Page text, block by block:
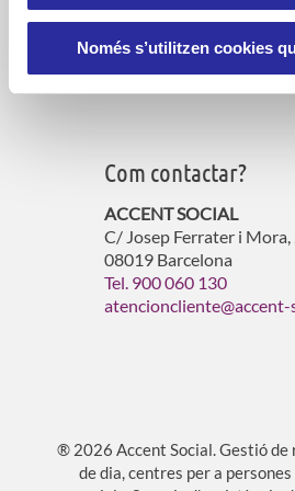
Només s’utilitzen cookies
Serveis d’atenció
Gestió d’habitatges amb
Atenció a persones
Com contactar?
ACCENT SOCIAL
C/ Josep Ferrater i Mora,
08019 Barcelona
Tel. 900 060 130
atencioncliente@accent-
® 2026 Accent Social. Gestió de
de dia, centres per a